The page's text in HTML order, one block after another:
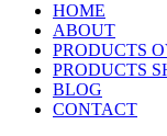
HOME
ABOUT
PRODUCTS
PRODUCTS
BLOG
CONTACT